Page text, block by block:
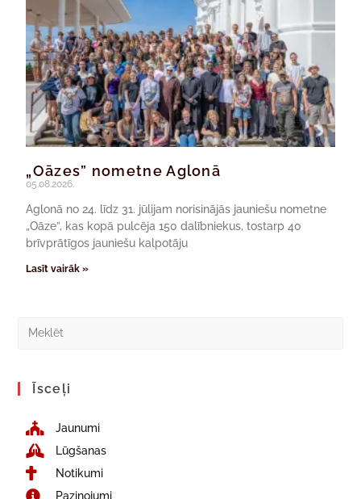
„Oāzes” nometne Aglonā
05.08.2026.
Aglonā no 24. līdz 31. jūlijam norisinājās jauniešu nometne
„Oāze”, kas kopā pulcēja 150 dalībniekus, tostarp 40
brīvprātīgos jauniešu kalpotāju
Lasīt vairāk »
Īsceļi
Jaunumi
Lūgšanas
Notikumi
Paziņojumi